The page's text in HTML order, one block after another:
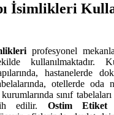
İsimlikleri
profesyonel
kullanılmaktadır.
hastanelerde
otellerde oda
sınıf
edilir. Ostim Etiket